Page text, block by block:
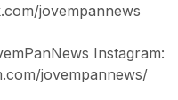
jovempannews
Instagram:
jovempannews/